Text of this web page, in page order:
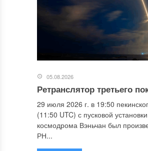
05.08.2026
Ретранслятор третьего
29 июля 2026 г. в 19:50
(11:50 UTC) с пусковой
космодрома Вэньчан был
РН...